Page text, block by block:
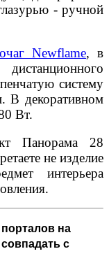
- ручной
очаг Newflame, в
систему
В декоративном
Вт.
Панорама 28
не изделие
интерьера
на
с